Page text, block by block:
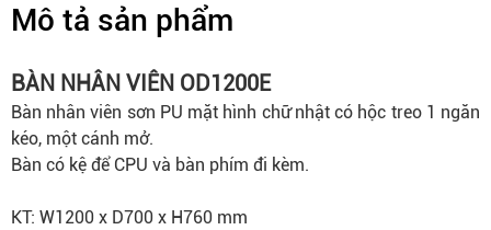
Mô tả sản phẩm
BÀN NHÂN VIÊN OD1200E
Bàn nhân viên sơn PU mặt hình chữ nhật có hộc treo 1 ngăn
kéo, một cánh mở.
Bàn có kệ để CPU và bàn phím đi kèm.
KT: W1200 x D700 x H760 mm